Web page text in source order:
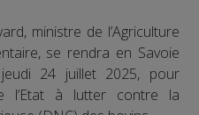
ministre de l’Agriculture
se rendra en Savoie
24 juillet 2025, pour
l’Etat à lutter contre la